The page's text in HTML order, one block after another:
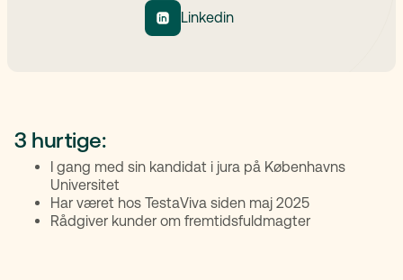
Linkedin
3 hurtige:
I gang med sin kandidat i jura på Københavns
Universitet
Har været hos TestaViva siden maj 2025
Rådgiver kunder om fremtidsfuldmagter